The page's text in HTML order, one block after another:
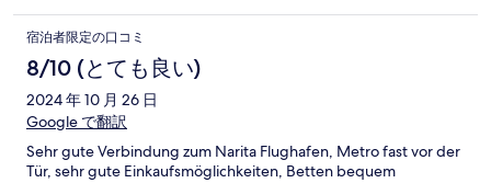
宿泊者限定の口コミ
8/10 (とても良い)
2024 年 10 月 26 日
Google で翻訳
Sehr gute Verbindung zum Narita Flughafen, Metro fast vor der
Tür, sehr gute Einkaufsmöglichkeiten, Betten bequem